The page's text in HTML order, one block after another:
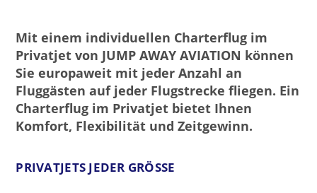
Mit einem individuellen Charterflug im
Privatjet von JUMP AWAY AVIATION können
Sie europaweit mit jeder Anzahl an
Fluggästen auf jeder Flugstrecke fliegen. Ein
Charterflug im Privatjet bietet Ihnen
Komfort, Flexibilität und Zeitgewinn.
PRIVATJETS JEDER GRÖSSE